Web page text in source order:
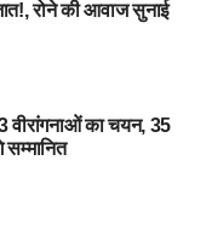
रोने की आवाज सुनाई
वीरांगनाओं का चयन, 35
सम्मानित